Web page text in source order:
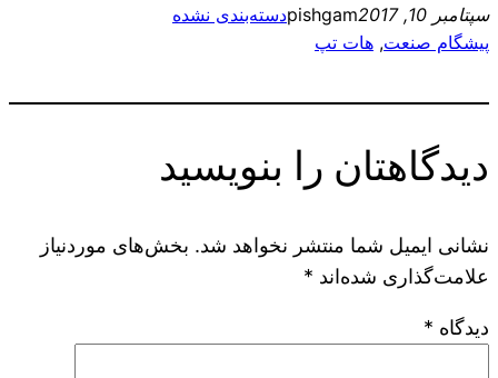
سپتامبر 10, 2017 pishgamدسته‌بندی نشده
پیشگام صنعت, هات تپ
دیدگاهتان را بنویسید
نشانی ایمیل شما منتشر نخواهد شد. بخش‌های موردنیاز
علامت‌گذاری شده‌اند *
دیدگاه *